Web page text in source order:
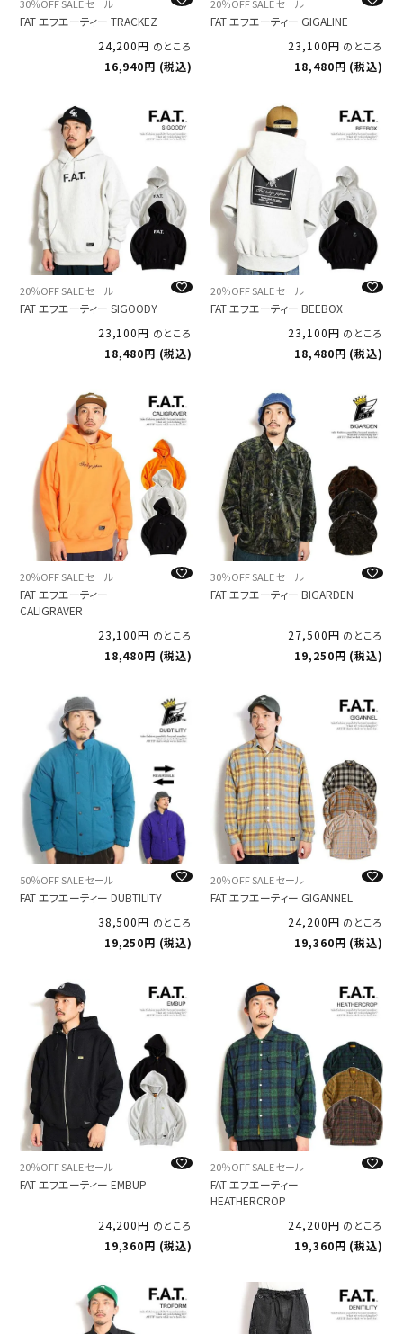
30％OFF SALE セール
FAT エフエーティー TRACKEZ
24,200
のところ
16,940 税込
20％OFF SALE セール
FAT エフエーティー GIGALINE
23,100
のところ
18,480 税込
20％OFF SALE セール
FAT エフエーティー SIGOODY
23,100
のところ
18,480 税込
20％OFF SALE セール
FAT エフエーティー BEEBOX
23,100
のところ
18,480 税込
20％OFF SALE セール
FAT エフエーティー
CALIGRAVER
23,100
のところ
18,480 税込
30％OFF SALE セール
FAT エフエーティー BIGARDEN
27,500 のところ
19,250 税込
50％OFF SALE セール
FAT エフエーティー DUBTILITY
38,500
のところ
19,250 税込
20％OFF SALE セール
FAT エフエーティー GIGANNEL
24,200
のところ
19,360 税込
20％OFF SALE セール
FAT エフエーティー EMBUP
24,200 のところ
19,360 税込
20％OFF SALE セール
FAT エフエーティー
HEATHERCROP
24,200
のところ
19,360 税込